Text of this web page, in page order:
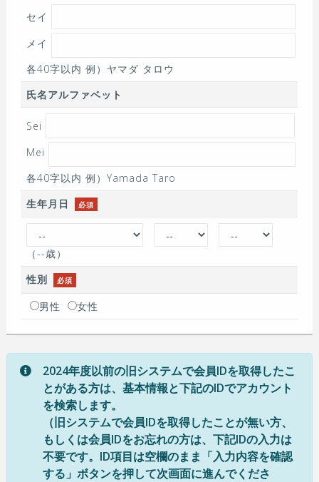
セイ
メイ
各40字以内 例）ヤマダ タロウ
氏名アルファベット
Sei
Mei
各40字以内 例）Yamada Taro
生年月日
必須
（--歳）
性別
必須
男性 女性
2024年度以前の旧システムで会員IDを取得したこ
とがある方は、基本情報と下記のIDでアカウント
を検索します。
（旧システムで会員IDを取得したことが無い方、
もしくは会員IDをお忘れの方は、下記IDの入力は
不要です。ID項目は空欄のまま「入力内容を確認
する」ボタンを押して次画面に進んでくださ